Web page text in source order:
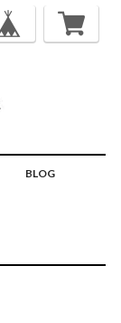
BLOG